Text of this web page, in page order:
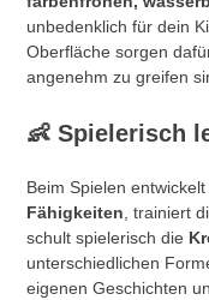
unbedenklich für dein
Oberfläche sorgen
angenehm zu greifen
👶Spielerisch
Beim Spielen
Fähigkeiten , trainiert
schult spielerisch die
unterschiedlichen
eigenen Geschichten